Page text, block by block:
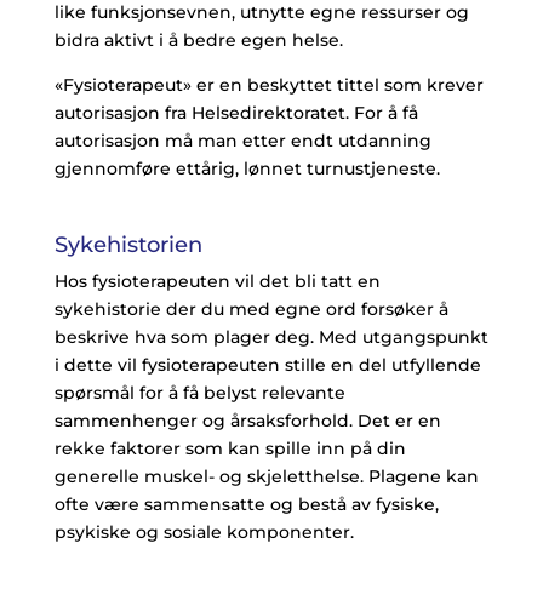
like funksjonsevnen, utnytte egne ressurser og
bidra aktivt i å bedre egen helse.
«Fysioterapeut» er en beskyttet tittel som krever
autorisasjon fra Helsedirektoratet. For å få
autorisasjon må man etter endt utdanning
gjennomføre ettårig, lønnet turnustjeneste.
Sykehistorien
Hos fysioterapeuten vil det bli tatt en
sykehistorie der du med egne ord forsøker å
beskrive hva som plager deg. Med utgangspunkt
i dette vil fysioterapeuten stille en del utfyllende
spørsmål for å få belyst relevante
sammenhenger og årsaksforhold. Det er en
rekke faktorer som kan spille inn på din
generelle muskel- og skjeletthelse. Plagene kan
ofte være sammensatte og bestå av fysiske,
psykiske og sosiale komponenter.